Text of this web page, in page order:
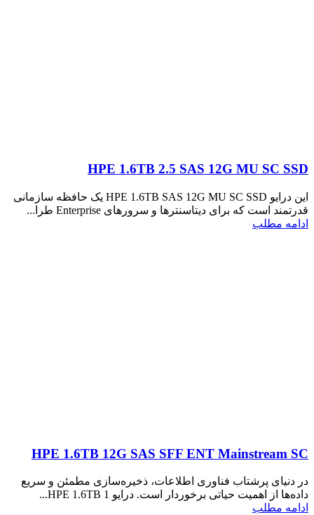
HPE 1.6TB 2.5 SAS 12G MU SC SSD
این درایو HPE 1.6TB SAS 12G MU SC SSD یک حافظه سازمانی
قدرتمند است که برای دیتاسنترها و سرورهای Enterprise طرا...
ادامه مطلب
HPE 1.6TB 12G SAS SFF ENT Mainstream SC
در دنیای پرشتاب فناوری اطلاعات، ذخیره‌سازی مطمئن و سریع
داده‌ها از اهمیت حیاتی برخوردار است. درایو HPE 1.6TB 1...
ادامه مطلب